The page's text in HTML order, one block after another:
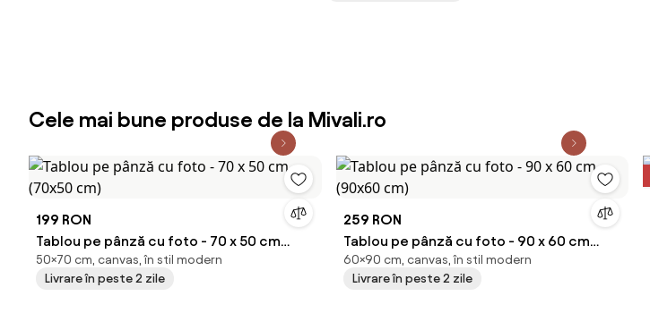
Cele mai bune produse de la Mivali.ro
199 RON
Tablou pe pânză cu foto - 70 x 50 cm
(70x50 cm)
50×70 cm, canvas, în stil modern
Livrare în peste 2 zile
259 RON
Tablou pe pânză cu foto - 90 x 60 cm
(90x60 cm)
60×90 cm, canvas, în stil modern
Livrare în peste 2 zile